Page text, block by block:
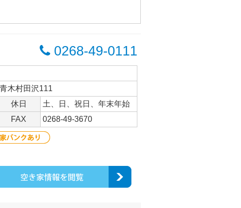
0268-49-0111
木村田沢111
休日
土、日、祝日、年末年始
FAX 0268-49-3670